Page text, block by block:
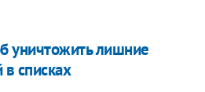
уничтожить лишние
в списках